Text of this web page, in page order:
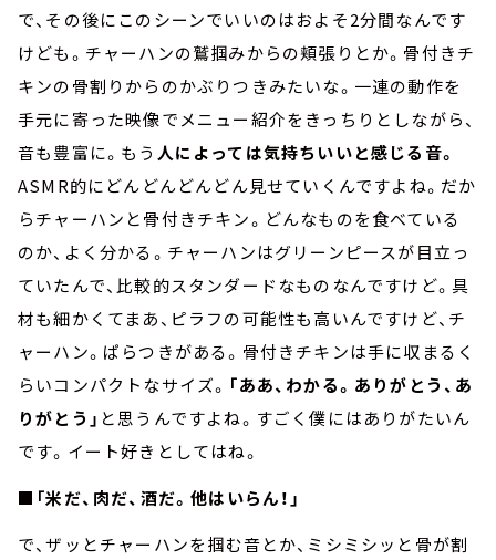
で、その後にこのシーンでいいのはおよそ2分間なんです
けども。チャーハンの鷲掴みからの頬張りとか。骨付きチ
キンの骨割りからのかぶりつきみたいな。一連の動作を
手元に寄った映像でメニュー紹介をきっちりとしながら、
音も豊富に。もう 人によっては気持ちいいと感じる音。
ASMR的にどんどんどんどん見せていくんですよね。だか
らチャーハンと骨付きチキン。どんなものを食べている
のか、よく分かる。チャーハンはグリーンピースが目立っ
ていたんで、比較的スタンダードなものなんですけど。具
材も細かくてまあ、ピラフの可能性も高いんですけど、チ
ャーハン。ぱらつきがある。骨付きチキンは手に収まるく
らいコンパクトなサイズ。 「ああ、わかる。ありがとう、あ
りがとう」 と思うんですよね。すごく僕にはありがたいん
です。イート好きとしてはね。
■ 「米だ、肉だ、酒だ。他はいらん！」
で、ザッとチャーハンを掴む音とか、ミシミシッと骨が割